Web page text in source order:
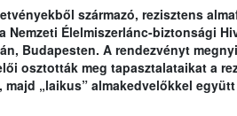
származó, rezisztens
Nemzeti Élelmiszerlánc-biztonsági
Budapesten. A rendezvényt
osztották meg tapasztalataikat a
majd „laikus” almakedvelőkkel